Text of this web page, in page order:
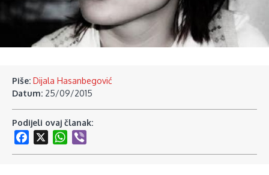
Piše: Dijala Hasanbegović
Datum: 25/09/2015
Podijeli ovaj članak:
Facebook
WhatsApp